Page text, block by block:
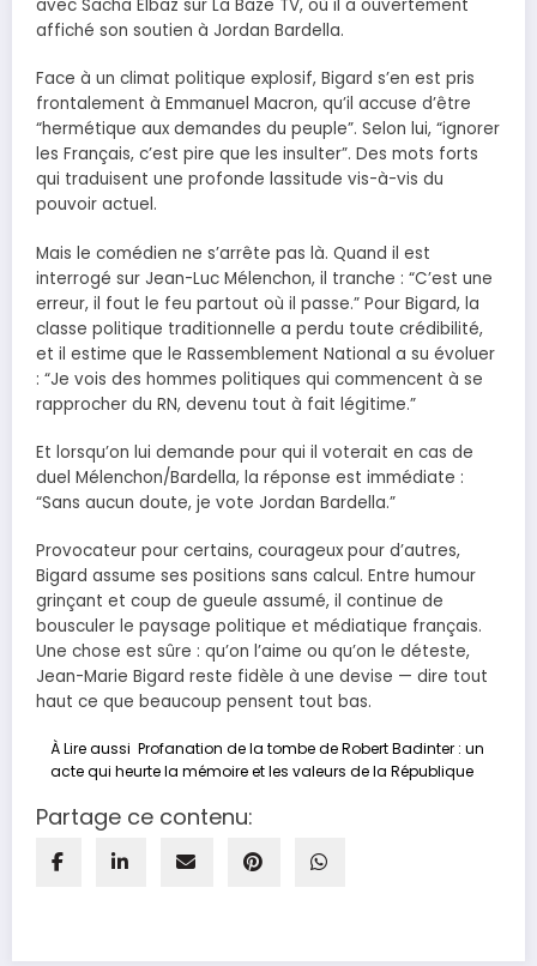
avec Sacha Elbaz sur La Baze TV, où il a ouvertement
affiché son soutien à Jordan Bardella.
Face à un climat politique explosif, Bigard s’en est pris
frontalement à Emmanuel Macron, qu’il accuse d’être
“hermétique aux demandes du peuple”. Selon lui, “ignorer
les Français, c’est pire que les insulter”. Des mots forts
qui traduisent une profonde lassitude vis-à-vis du
pouvoir actuel.
Mais le comédien ne s’arrête pas là. Quand il est
interrogé sur Jean-Luc Mélenchon, il tranche : “C’est une
erreur, il fout le feu partout où il passe.” Pour Bigard, la
classe politique traditionnelle a perdu toute crédibilité,
et il estime que le Rassemblement National a su évoluer
: “Je vois des hommes politiques qui commencent à se
rapprocher du RN, devenu tout à fait légitime.”
Et lorsqu’on lui demande pour qui il voterait en cas de
duel Mélenchon/Bardella, la réponse est immédiate :
“Sans aucun doute, je vote Jordan Bardella.”
Provocateur pour certains, courageux pour d’autres,
Bigard assume ses positions sans calcul. Entre humour
grinçant et coup de gueule assumé, il continue de
bousculer le paysage politique et médiatique français.
Une chose est sûre : qu’on l’aime ou qu’on le déteste,
Jean-Marie Bigard reste fidèle à une devise — dire tout
haut ce que beaucoup pensent tout bas.
À Lire aussi Profanation de la tombe de Robert Badinter : un
acte qui heurte la mémoire et les valeurs de la République
Partage ce contenu: